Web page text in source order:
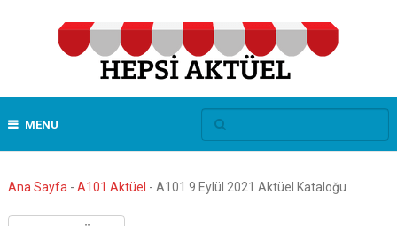
MENU
Ana Sayfa - A101 Aktüel - A101 9 Eylül 2021 Aktüel Kataloğu